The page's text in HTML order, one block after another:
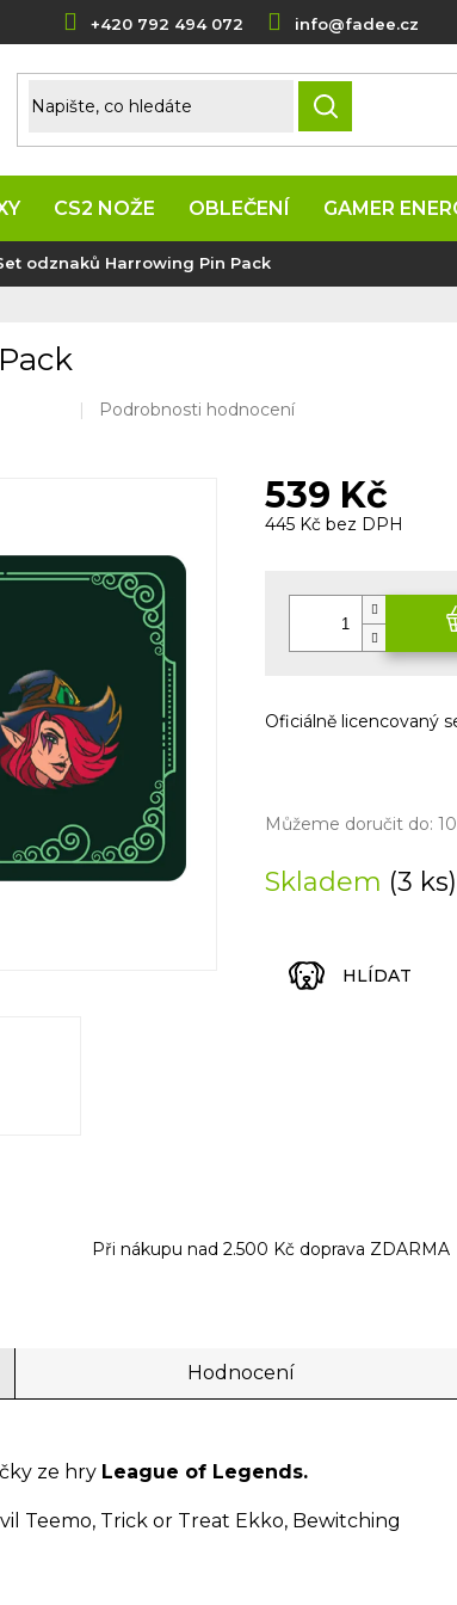
+420 792 494 072 info@fadee.cz
HLEDAT
CS2 NOŽE OBLEČENÍ GAMER
odznaků Harrowing Pin Pack
Průměrné
hvězdiček.
Podrobnosti hodnocení
539 Kč
445 Kč bez DPH
Skladem (3 ks)
Můžeme doručit do:
Oficiálně licencovaný
HLÍDAT
Při nákupu nad 2.500 Kč doprava ZDARMA
Hodnocení
ze hry League of Legends.
Teemo, Trick or Treat Ekko, Bewitching